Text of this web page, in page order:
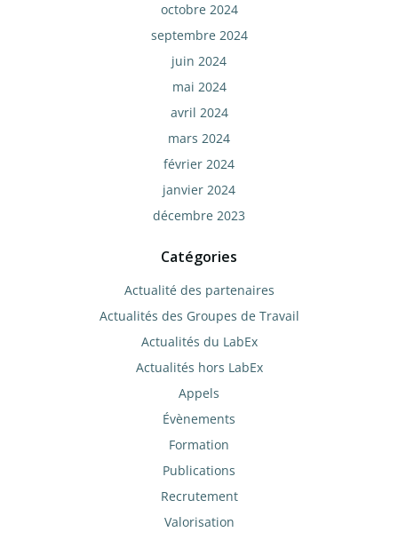
octobre 2024
septembre 2024
juin 2024
mai 2024
avril 2024
mars 2024
février 2024
janvier 2024
décembre 2023
Catégories
Actualité des partenaires
Actualités des Groupes de Travail
Actualités du LabEx
Actualités hors LabEx
Appels
Évènements
Formation
Publications
Recrutement
Valorisation